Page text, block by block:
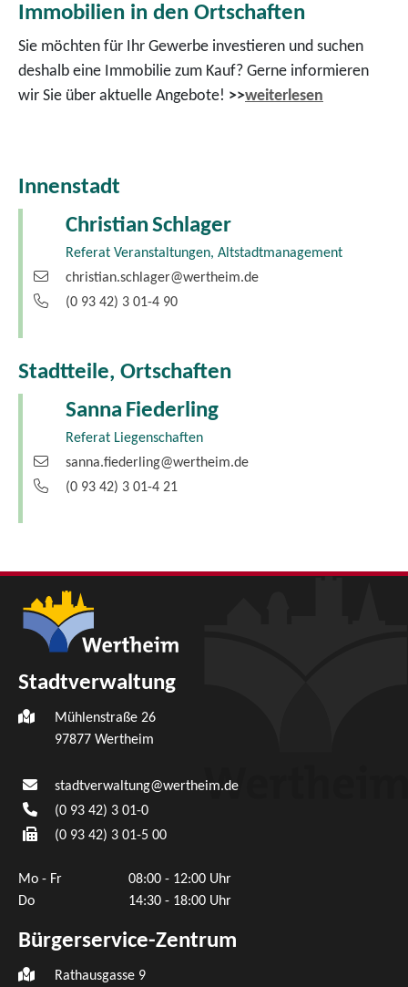
Immobilien in den Ortschaften
Sie möchten für Ihr Gewerbe investieren und suchen
deshalb eine Immobilie zum Kauf? Gerne informieren
wir Sie über aktuelle Angebote! >>weiterlesen
Innenstadt
ChristianSchlager
Referat Veranstaltungen, Altstadtmanagement
christian.schlager@wertheim.de
(0 93 42) 3 01-4 90
Stadtteile, Ortschaften
Sanna Fiederling
Referat Liegenschaften
sanna.fiederling@wertheim.de
(0 93 42) 3 01-4 21
Stadtverwaltung
Mühlenstraße 26
97877 Wertheim
stadtverwaltung@wertheim.de
(0 93 42) 3 01-0
(0 93 42) 3 01-5 00
Mo - Fr
08:00 - 12:00 Uhr
Do
14:30 - 18:00 Uhr
Bürgerservice-Zentrum
Rathausgasse 9